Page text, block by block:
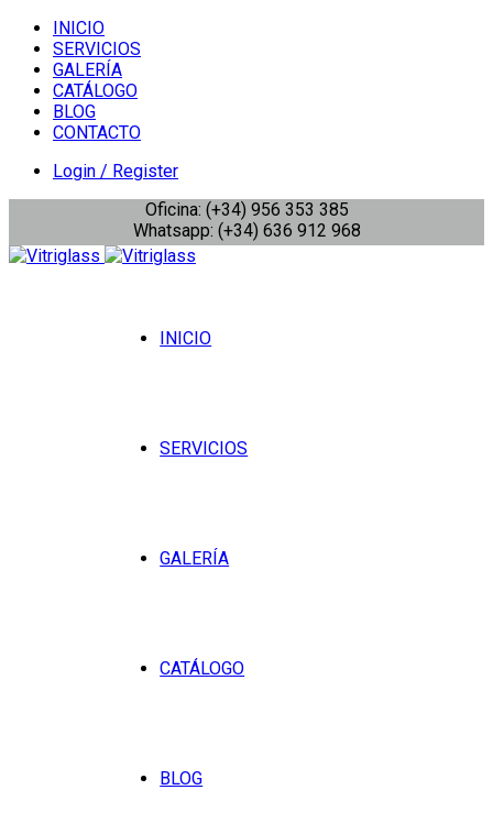
INICIO
SERVICIOS
GALERÍA
CATÁLOGO
BLOG
CONTACTO
Login / Register
Oficina: (+34) 956 353 385
Whatsapp: (+34) 636 912 968
INICIO
SERVICIOS
GALERÍA
CATÁLOGO
BLOG